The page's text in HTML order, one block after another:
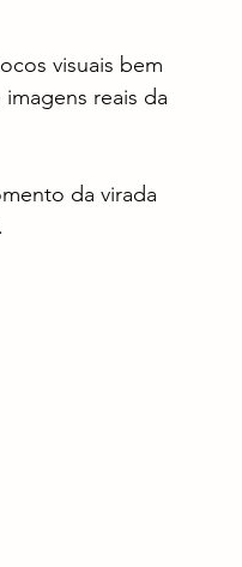
visuais bem
reais da
da virada